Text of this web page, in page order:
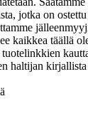
jotka on
kaikkea täällä
haltijan kirjallista